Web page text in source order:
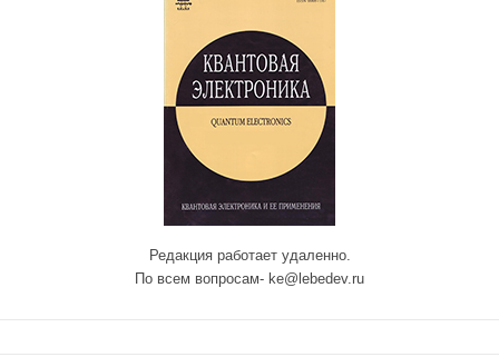
Редакция работает удаленно.
По всем вопросам- ke@lebedev.ru